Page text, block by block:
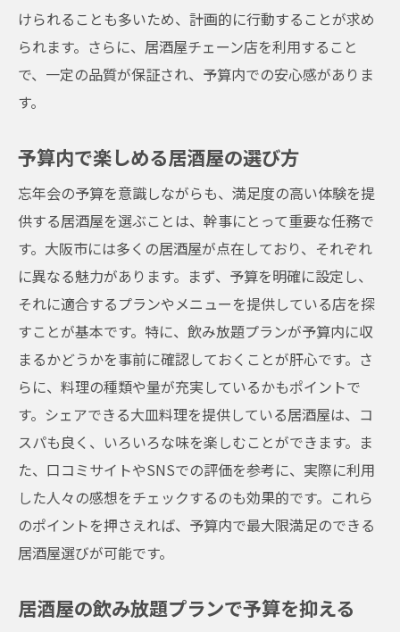
けられることも多いため、計画的に行動することが求め
られます。さらに、居酒屋チェーン店を利用すること
で、一定の品質が保証され、予算内での安心感がありま
す。
予算内で楽しめる居酒屋の選び方
忘年会の予算を意識しながらも、満足度の高い体験を提
供する居酒屋を選ぶことは、幹事にとって重要な任務で
す。大阪市には多くの居酒屋が点在しており、それぞれ
に異なる魅力があります。まず、予算を明確に設定し、
それに適合するプランやメニューを提供している店を探
すことが基本です。特に、飲み放題プランが予算内に収
まるかどうかを事前に確認しておくことが肝心です。さ
らに、料理の種類や量が充実しているかもポイントで
す。シェアできる大皿料理を提供している居酒屋は、コ
スパも良く、いろいろな味を楽しむことができます。ま
た、口コミサイトやSNSでの評価を参考に、実際に利用
した人々の感想をチェックするのも効果的です。これら
のポイントを押さえれば、予算内で最大限満足のできる
居酒屋選びが可能です。
居酒屋の飲み放題プランで予算を抑える